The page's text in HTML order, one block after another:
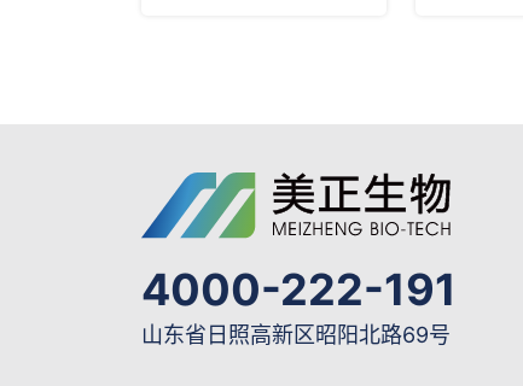
4000-222-191
山东省日照高新区昭阳北路69号